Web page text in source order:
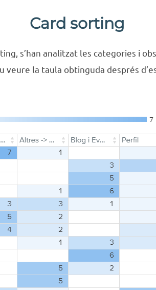
Card sorting
s’han analitzat les categories i
la taula obtinguda després